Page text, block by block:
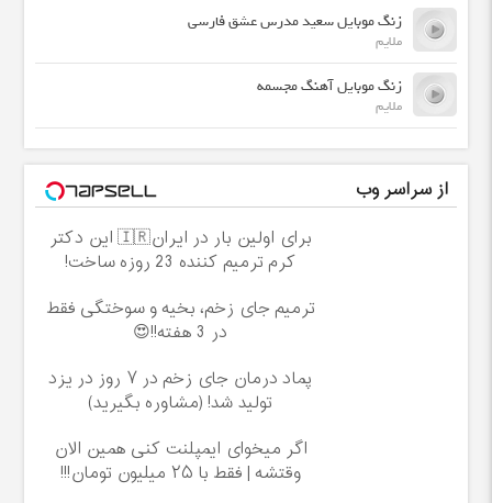
زنگ موبایل سعید مدرس عشق فارسی
ملایم
زنگ موبایل آهنگ مجسمه
ملایم
از سراسر وب
برای اولین بار در ایران🇮🇷 این دکتر
کرم ترمیم کننده 23 روزه ساخت!
ترمیم جای زخم، بخیه و سوختگی فقط
در 3 هفته!!😍
پماد درمان جای زخم در ۷ روز در یزد
تولید شد! (مشاوره بگیرید)
اگر میخوای ایمپلنت کنی همین الان
وقتشه | فقط با ۲۵ میلیون تومان!!!